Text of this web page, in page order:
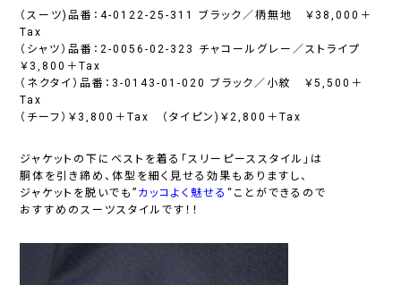
（スーツ)品番：4-0122-25-311 ブラック／柄無地 ￥38,000＋
Tax
（シャツ）品番：2-0056-02-323 チャコールグレー／ストライプ
￥3,800＋Tax
（ネクタイ）品番：3-0143-01-020 ブラック／小紋 ￥5,500＋
Tax
（チーフ）￥3,800＋Tax （タイピン)￥2,800＋Tax
ジャケットの下にベストを着る「スリーピーススタイル 」は
胴体を引き締め、体型を細く見せる効果もありますし、
ジャケットを脱いでも” カッコよく魅せる“ことができるので
おすすめのスーツスタイルです！！